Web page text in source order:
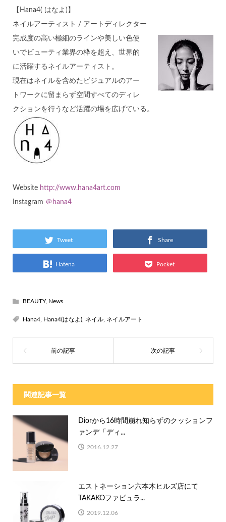
【Hana4( はなよ)】
ネイルアーティスト / アートディレクター
完成度の高い極細のラインや美しい色使
いでビューティ業界の枠を超え、世界的
に活躍するネイルアーティスト。
現在はネイルを含めたビジュアルのアー
トワークに留まらず空間すべてのディレ
クションを行うなど活躍の場を広げている。
Website http://www.hana4art.com
Instagram ＠hana4
Tweet Share
Hatena Pocket
BEAUTY, News
Hana4, Hana4(はなよ), ネイル, ネイルアート
関連記事一覧
Diorから16時間崩れ知らずのクッションフ
ァンデ「ディ...
2016.12.27
エストネーション六本木ヒルズ店にて
TAKAKOファビュラ...
2019.12.06